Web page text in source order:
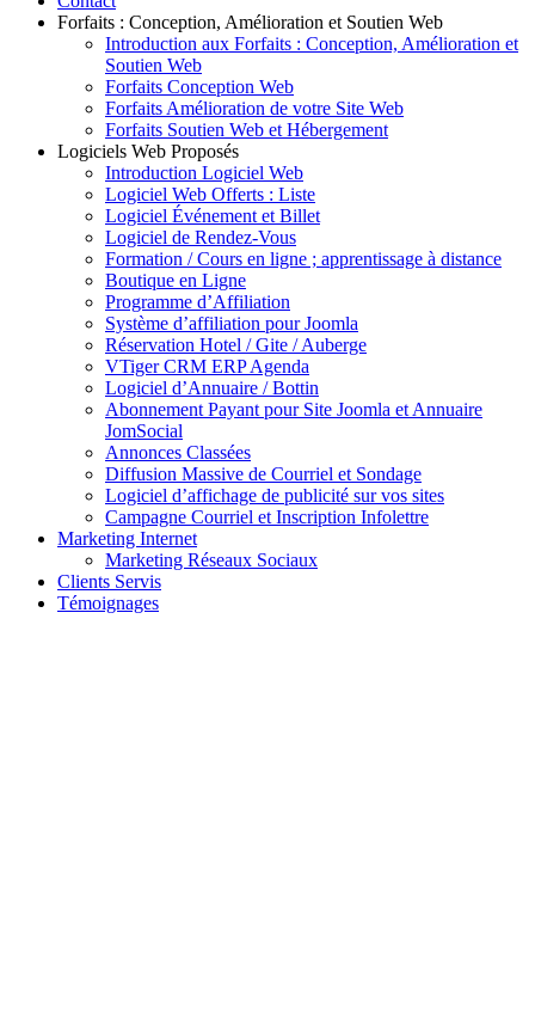
Forfaits : Conception, Amélioration et Soutien Web
Introduction aux Forfaits : Conception, Amélioration et
Soutien Web
Forfaits Conception Web
Forfaits Amélioration de votre Site Web
Forfaits Soutien Web et Hébergement
Logiciels Web Proposés
Introduction Logiciel Web
Logiciel Web Offerts : Liste
Logiciel Événement et Billet
Logiciel de Rendez-Vous
Formation / Cours en ligne ; apprentissage à distance
Boutique en Ligne
Programme d’Affiliation
Système d’affiliation pour Joomla
Réservation Hotel / Gite / Auberge
VTiger CRM ERP Agenda
Logiciel d’Annuaire / Bottin
Abonnement Payant pour Site Joomla et Annuaire
JomSocial
Annonces Classées
Diffusion Massive de Courriel et Sondage
Logiciel d’affichage de publicité sur vos sites
Campagne Courriel et Inscription Infolettre
Marketing Internet
Marketing Réseaux Sociaux
Clients Servis
Témoignages